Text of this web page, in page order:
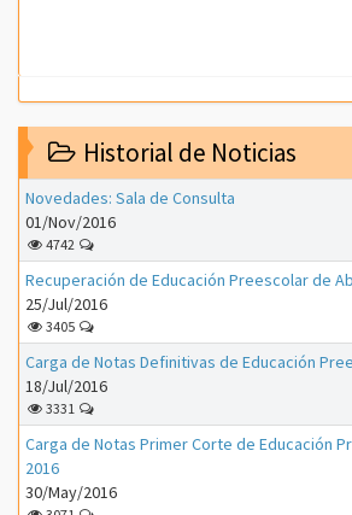
Historial de Noticias
Novedades: Sala de Consulta
01/Nov/2016
4742
Recuperación de Educación Preescolar de
25/Jul/2016
3405
Carga de Notas Definitivas de Educación
18/Jul/2016
3331
Carga de Notas Primer Corte de Educación
2016
30/May/2016